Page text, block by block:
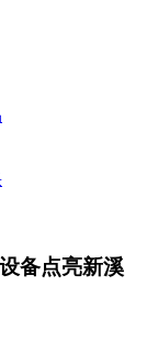
备点亮新溪